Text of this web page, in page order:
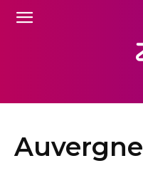
Auvergne